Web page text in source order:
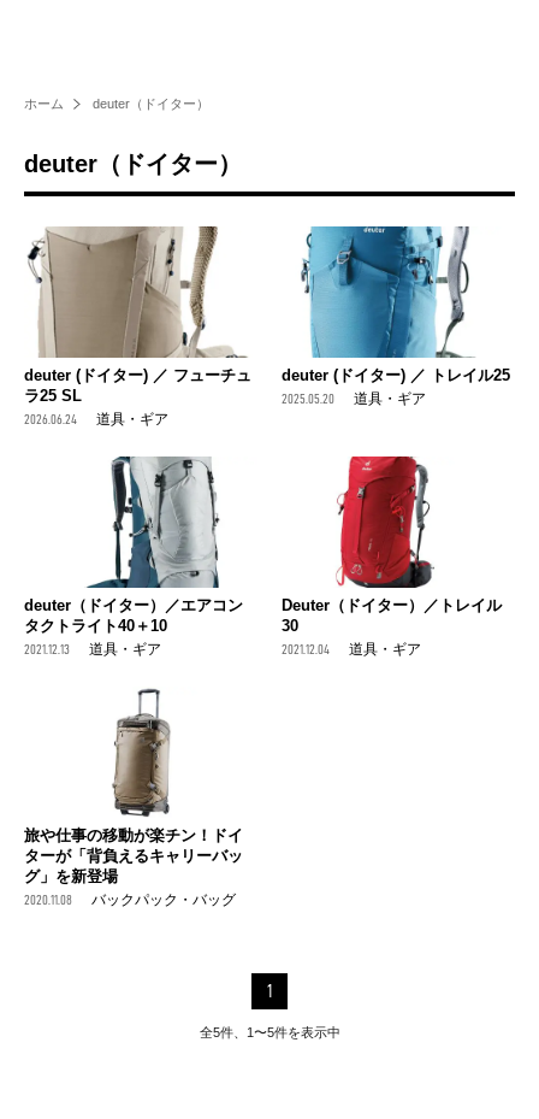
ホーム deuter（ドイター）
deuter（ドイター）
deuter (ドイター) ／ フューチュ
ラ25 SL
2026.06.24 道具・ギア
deuter (ドイター) ／ トレイル25
2025.05.20 道具・ギア
deuter（ドイター）／エアコン
タクトライト40＋10
2021.12.13 道具・ギア
Deuter（ドイター）／トレイル
30
2021.12.04 道具・ギア
旅や仕事の移動が楽チン！ドイ
ターが「背負えるキャリーバッ
グ」を新登場
2020.11.08 バックパック・バッグ
1
全5件、1〜5件を表示中